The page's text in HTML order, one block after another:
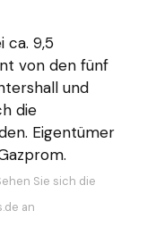
ca. 9,5
von den fünf
und
die
Eigentümer
Sie sich die
an